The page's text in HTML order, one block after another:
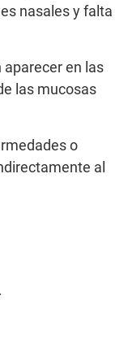
nasales y falta
aparecer en las
las mucosas
o
al